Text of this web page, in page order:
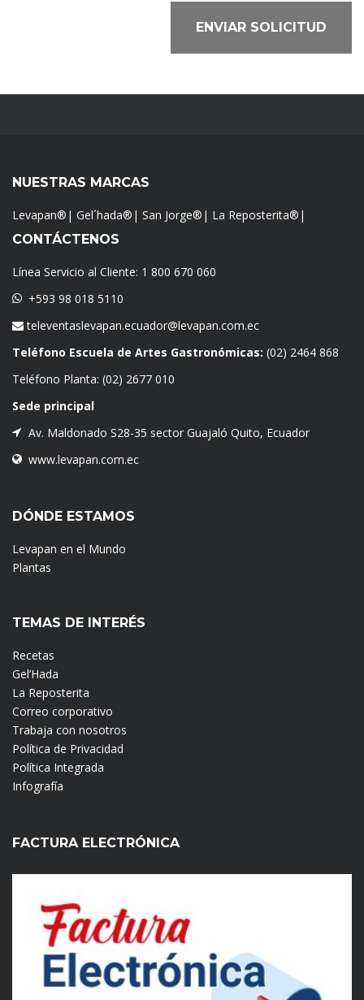
ENVIAR SOLICITUD
NUESTRAS MARCAS
Levapan® | Gel´hada® | San Jorge® | La Reposterita® |
CONTÁCTENOS
Línea Servicio al Cliente: 1 800 670 060
+593 98 018 5110
televentaslevapan.ecuador@levapan.com.ec
Teléfono Escuela de Artes Gastronómicas: (02) 2464 868
Teléfono Planta: (02) 2677 010
Sede principal
Av. Maldonado S28-35 sector Guajaló Quito, Ecuador
www.levapan.com.ec
DÓNDE ESTAMOS
Levapan en el Mundo
Plantas
TEMAS DE INTERÉS
Recetas
Gel’Hada
La Reposterita
Correo corporativo
Trabaja con nosotros
Política de Privacidad
Política Integrada
Infografía
FACTURA ELECTRÓNICA